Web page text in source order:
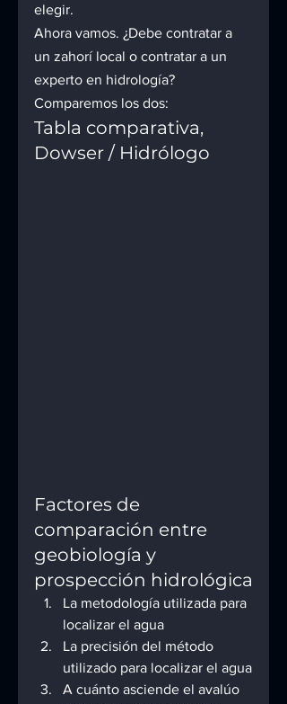
elegir.
Ahora vamos. ¿Debe contratar a
un zahorí local o contratar a un
experto en hidrología?
Comparemos los dos:
Tabla comparativa,
Dowser / Hidrólogo
Factores de
comparación entre
geobiología y
prospección hidrológica
La metodología utilizada para
localizar el agua
La precisión del método
utilizado para localizar el agua
A cuánto asciende el avalúo